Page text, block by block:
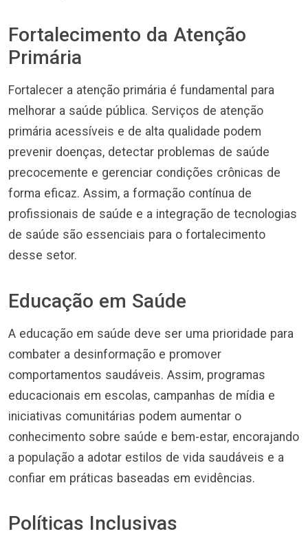
Fortalecimento da Atenção
Primária
Fortalecer a atenção primária é fundamental para
melhorar a saúde pública. Serviços de atenção
primária acessíveis e de alta qualidade podem
prevenir doenças, detectar problemas de saúde
precocemente e gerenciar condições crônicas de
forma eficaz. Assim, a formação contínua de
profissionais de saúde e a integração de tecnologias
de saúde são essenciais para o fortalecimento
desse setor.
Educação em Saúde
A educação em saúde deve ser uma prioridade para
combater a desinformação e promover
comportamentos saudáveis. Assim, programas
educacionais em escolas, campanhas de mídia e
iniciativas comunitárias podem aumentar o
conhecimento sobre saúde e bem-estar, encorajando
a população a adotar estilos de vida saudáveis e a
confiar em práticas baseadas em evidências.
Políticas Inclusivas